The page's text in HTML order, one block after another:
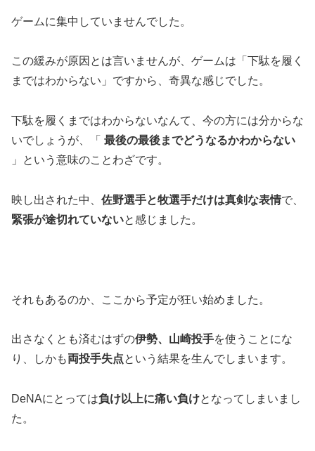
ゲームに集中していませんでした。
この緩みが原因とは言いませんが、ゲームは「下駄を履く
まではわからない」ですから、奇異な感じでした。
下駄を履くまではわからないなんて、今の方には分からな
いでしょうが、「 最後の最後までどうなるかわからない
」という意味のことわざです。
映し出された中、 佐野選手と牧選手だけは真剣な表情で、
緊張が途切れていないと感じました。
それもあるのか、ここから予定が狂い始めました。
出さなくとも済むはずの伊勢、山崎投手を使うことにな
り、しかも両投手失点という結果を生んでしまいます。
DeNAにとっては負け以上に痛い負けとなってしまいまし
た。